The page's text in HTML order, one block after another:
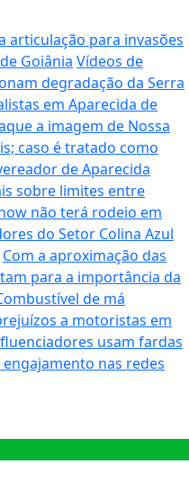
articulação para invasões
Goiânia Vídeos de
degradação da Serra
em Aparecida de
a imagem de Nossa
caso é tratado como
de Aparecida
sobre limites entre
não terá rodeio em
do Setor Colina Azul
Com a aproximação das
para a importância da
de má
a motoristas em
usam fardas
nas redes